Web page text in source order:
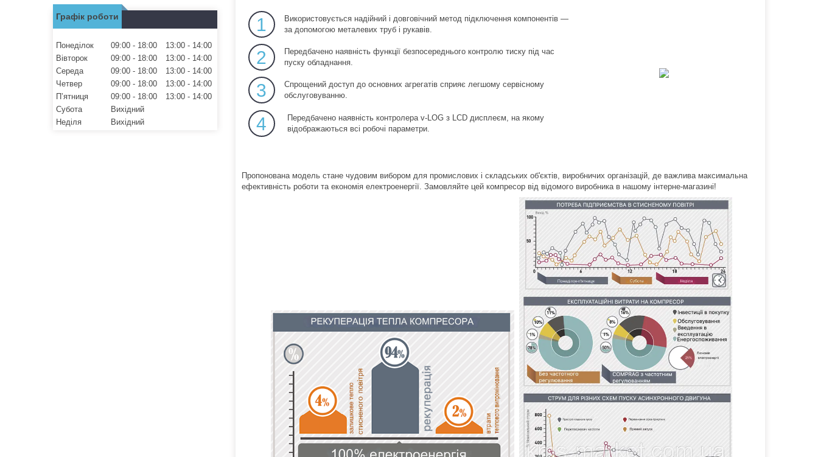
1
Використовується надійний і довговічний метод підключення компонентів —
за допомогою металевих труб і рукавів.
2
Передбачено наявність функції безпосереднього контролю тиску під час
пуску обладнання.
3
Спрощений доступ до основних агрегатів сприяє легшому сервісному
обслуговуванню.
4
Передбачено наявність контролера v-LOG з LCD дисплеєм, на якому
відображаються всі робочі параметри.
Пропонована модель стане чудовим вибором для промислових і складських об'єктів, виробничих організацій, де важлива максимальна
ефективність роботи та економія електроенергії. Замовляйте цей компресор від відомого виробника в нашому інтерне-магазині!
Графік роботи
Понеділок 09:00 18:00 13:00
14:00
Вівторок
09:00 18:00 13:00
14:00
Середа
09:00 18:00 13:00
14:00
Четвер
09:00 18:00 13:00
14:00
Пʼятниця
09:00 18:00 13:00
14:00
Субота
Вихідний
Неділя
Вихідний